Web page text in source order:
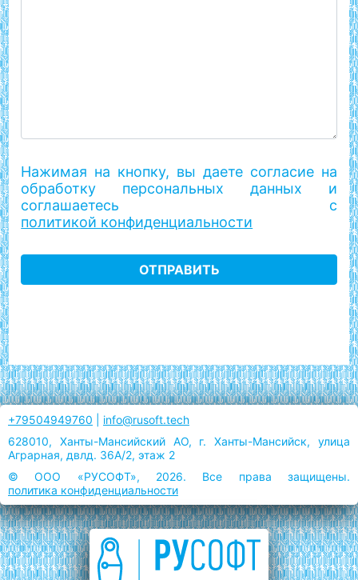
Нажимая на кнопку, вы даете согласие на
обработку персональных данных и
соглашаетесь с
политикой конфиденциальности
ОТПРАВИТЬ
+79504949760
info@rusoft.tech
628010, Ханты-Мансийский АО, г. Ханты-Мансийск, улица
Аграрная, двлд. 36А/2, этаж 2
© ООО «РУСОФТ», 2026. Все права защищены.
политика конфиденциальности